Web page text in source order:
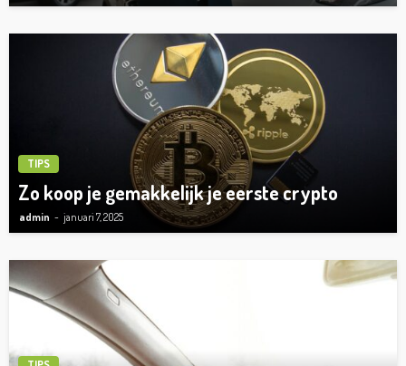
TIPS
Zo koop je gemakkelijk je eerste crypto
admin januari 7, 2025